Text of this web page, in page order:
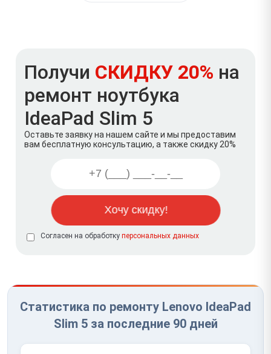
Получи СКИДКУ 20% на
ремонт ноутбука
IdeaPad Slim 5
Оставьте заявку на нашем сайте и мы предоставим
вам бесплатную консультацию, а также скидку 20%
Согласен на обработку персональных данных
Статистика по ремонту Lenovo IdeaPad
Slim 5 за последние 90 дней